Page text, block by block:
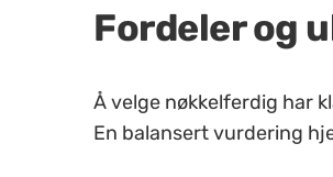
Fordeler og
Å velge nøkkelferdig har
En balansert vurdering